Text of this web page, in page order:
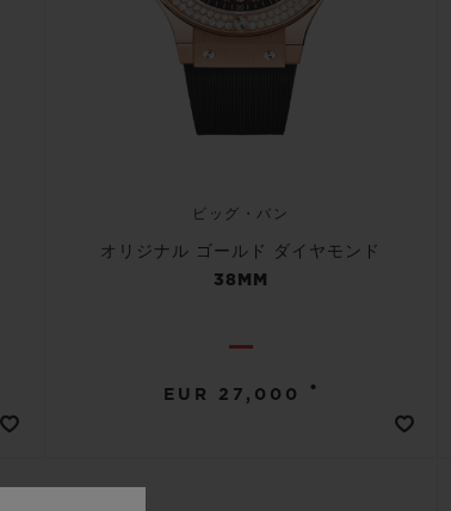
ビッグ・バン
オリジナル ゴールド ダイヤモンド
38MM
EUR 27,000 •